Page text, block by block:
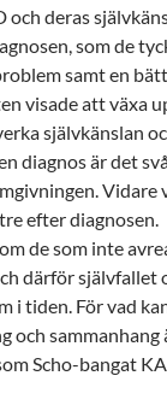
och deras
som de
samt en
visade att växa
självkänslan
diagnos är det
Vidare
efter diagnosen.
de som inte
därför självfallet
i tiden. För vad
och
Scho-bangat